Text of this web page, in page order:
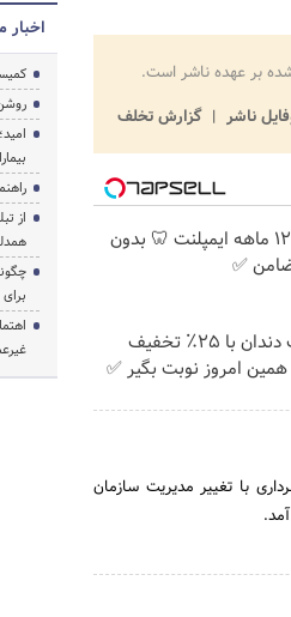
بر عهده ناشر است.
ناشر
گزارش تخلف
اقساط ۱۲ ماهه ایمپلنت 🦷 بدون
✅
ایمپلنت دندان با ۲۵٪ تخفیف
همین امروز نوبت بگیر ✅
با تغییر مدیریت‌ سازمان‌
اخبار
از